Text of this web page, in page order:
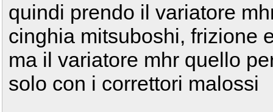
quindi prendo il variatore
cinghia mitsuboshi, frizione
ma il variatore mhr quello
solo con i correttori malossi